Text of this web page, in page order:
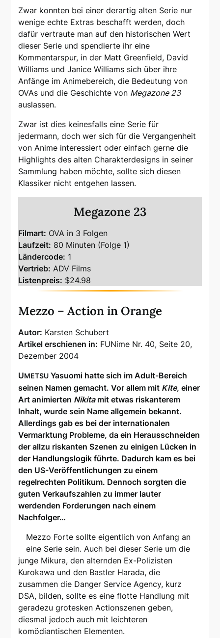
Zwar konnten bei einer derartig alten Serie nur
wenige echte Extras beschafft werden, doch
dafür vertraute man auf den historischen Wert
dieser Serie und spendierte ihr eine
Kommentarspur, in der Matt Greenfield, David
Williams und Janice Williams sich über ihre
Anfänge im Animebereich, die Bedeutung von
OVAs und die Geschichte von Megazone 23
auslassen.
Zwar ist dies keinesfalls eine Serie für
jedermann, doch wer sich für die Vergangenheit
von Anime interessiert oder einfach gerne die
Highlights des alten Charakterdesigns in seiner
Sammlung haben möchte, sollte sich diesen
Klassiker nicht entgehen lassen.
Megazone 23
Filmart: OVA in 3 Folgen
Laufzeit: 80 Minuten (Folge 1)
Ländercode: 1
Vertrieb: ADV Films
Listenpreis: $24.98
Mezzo – Action in Orange
Autor: Karsten Schubert
Artikel erschienen in: FUNime Nr. 40, Seite 20,
Dezember 2004
UMETSU Yasuomi hatte sich im Adult-Bereich
seinen Namen gemacht. Vor allem mit Kite, einer
Art animierten Nikitamit etwas riskanterem
Inhalt, wurde sein Name allgemein bekannt.
Allerdings gab es bei der internationalen
Vermarktung Probleme, da ein Herausschneiden
der allzu riskanten Szenen zu einigen Lücken in
der Handlungslogik führte. Dadurch kam es bei
den US-Veröffentlichungen zu einem
regelrechten Politikum. Dennoch sorgten die
guten Verkaufszahlen zu immer lauter
werdenden Forderungen nach einem
Nachfolger…
Mezzo Forte sollte eigentlich von Anfang an
eine Serie sein. Auch bei dieser Serie um die
junge Mikura, den alternden Ex-Polizisten
Kurokawa und den Bastler Harada, die
zusammen die Danger Service Agency, kurz
DSA, bilden, sollte es eine flotte Handlung mit
geradezu grotesken Actionszenen geben,
diesmal jedoch auch mit leichteren
komödiantischen Elementen.